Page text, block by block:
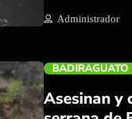
Administrador
BADIRAGUATO
Asesinan y